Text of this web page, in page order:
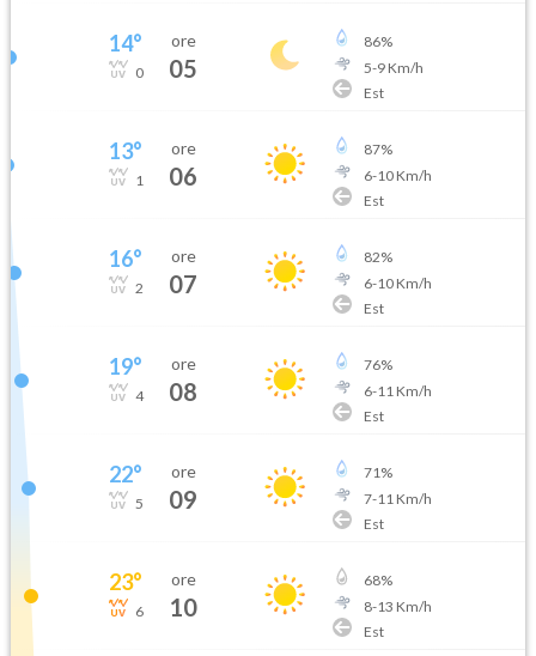
14°
0
ore
05
86%
5-9Km/h
Est
13°
1
ore
06
87%
6-10Km/h
Est
16°
2
ore
07
82%
6-10Km/h
Est
19°
4
ore
08
76%
6-11 Km/h
Est
22°
5
ore
09
71%
7-11 Km/h
Est
23°
6
ore
10
68%
8-13 Km/h
Est